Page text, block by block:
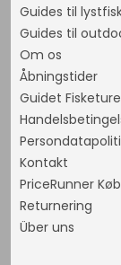
Guides til
Guides til
Om os
Åbningstider
Guidet Fisketure
Kontakt
PriceRunner
Returnering
Über uns